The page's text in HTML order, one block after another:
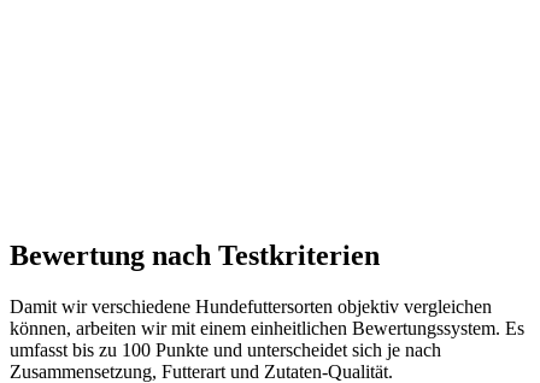
Bewertung nach Testkriterien
Damit wir verschiedene Hundefuttersorten objektiv vergleichen
können, arbeiten wir mit einem einheitlichen Bewertungssystem. Es
umfasst bis zu 100 Punkte und unterscheidet sich je nach
Zusammensetzung, Futterart und Zutaten-Qualität.